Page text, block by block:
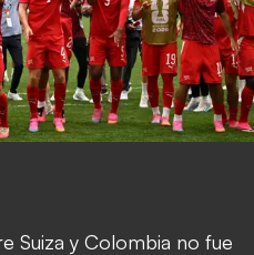
Suiza y Colombia no fue